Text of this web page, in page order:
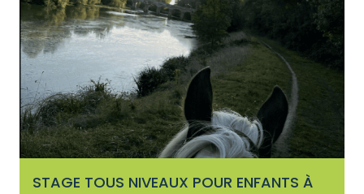
STAGE TOUS NIVEAUX POUR ENFANTS À